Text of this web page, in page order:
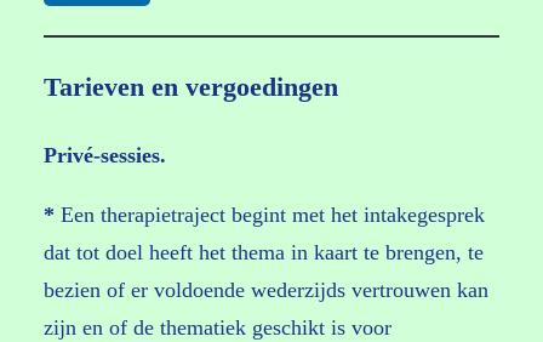
Tarieven en vergoedingen
Privé-sessies.
* Een therapietraject begint met het intakegesprek
dat tot doel heeft het thema in kaart te brengen, te
bezien of er voldoende wederzijds vertrouwen kan
zijn en of de thematiek geschikt is voor